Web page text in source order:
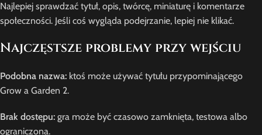
Najlepiej sprawdzać tytuł, opis, twórcę, miniaturę i komentarze
społeczności. Jeśli coś wygląda podejrzanie, lepiej nie klikać.
Najczęstsze problemy przy wejściu
Podobna nazwa: ktoś może używać tytułu przypominającego
Grow a Garden 2.
Brak dostępu: gra może być czasowo zamknięta, testowa albo
ograniczona.